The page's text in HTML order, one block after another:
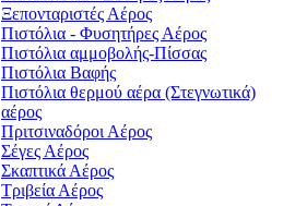
Ξεπονταριστές Αέρος
Πιστόλια - Φυσητήρες Αέρος
Πιστόλια αμμοβολής-Πίσσας
Πιστόλια Βαφής
Πιστόλια θερμού αέρα (Στεγνωτικά)
αέρος
Πριτσιναδόροι Αέρος
Σέγες Αέρος
Σκαπτικά Αέρος
Τριβεία Αέρος